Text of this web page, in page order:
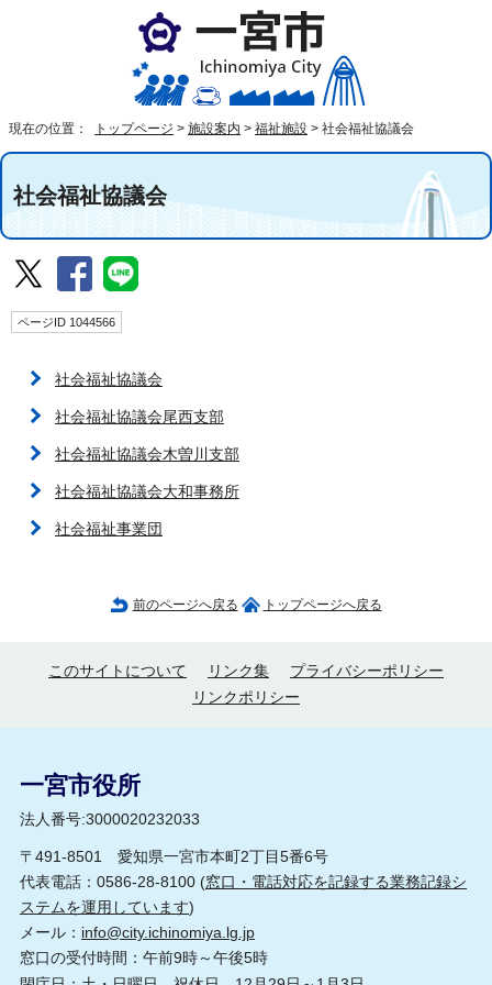
現在の位置： トップページ > 施設案内 > 福祉施設 > 社会福祉協議会
社会福祉協議会
ページID 1044566
社会福祉協議会
社会福祉協議会尾西支部
社会福祉協議会木曽川支部
社会福祉協議会大和事務所
社会福祉事業団
前のページへ戻る トップページへ戻る
このサイトについて リンク集
プライバシーポリシー
リンクポリシー
一宮市役所
法人番号:3000020232033
〒491-8501 愛知県一宮市本町2丁目5番6号
代表電話：0586-28-8100 (窓口・電話対応を記録する業務記録シ
ステムを運用しています)
メール： info@city.ichinomiya.lg.jp
窓口の受付時間：午前9時～午後5時